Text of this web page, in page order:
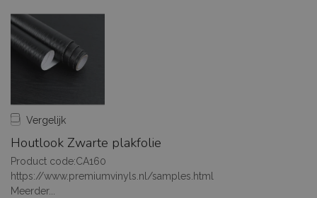
Vergelijk
Houtlook Zwarte plakfolie
Product code:CA160
https://www.premiumvinyls.nl/samples.html
Meerder...